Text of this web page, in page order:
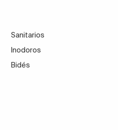
Sanitarios
Inodoros
Bidés